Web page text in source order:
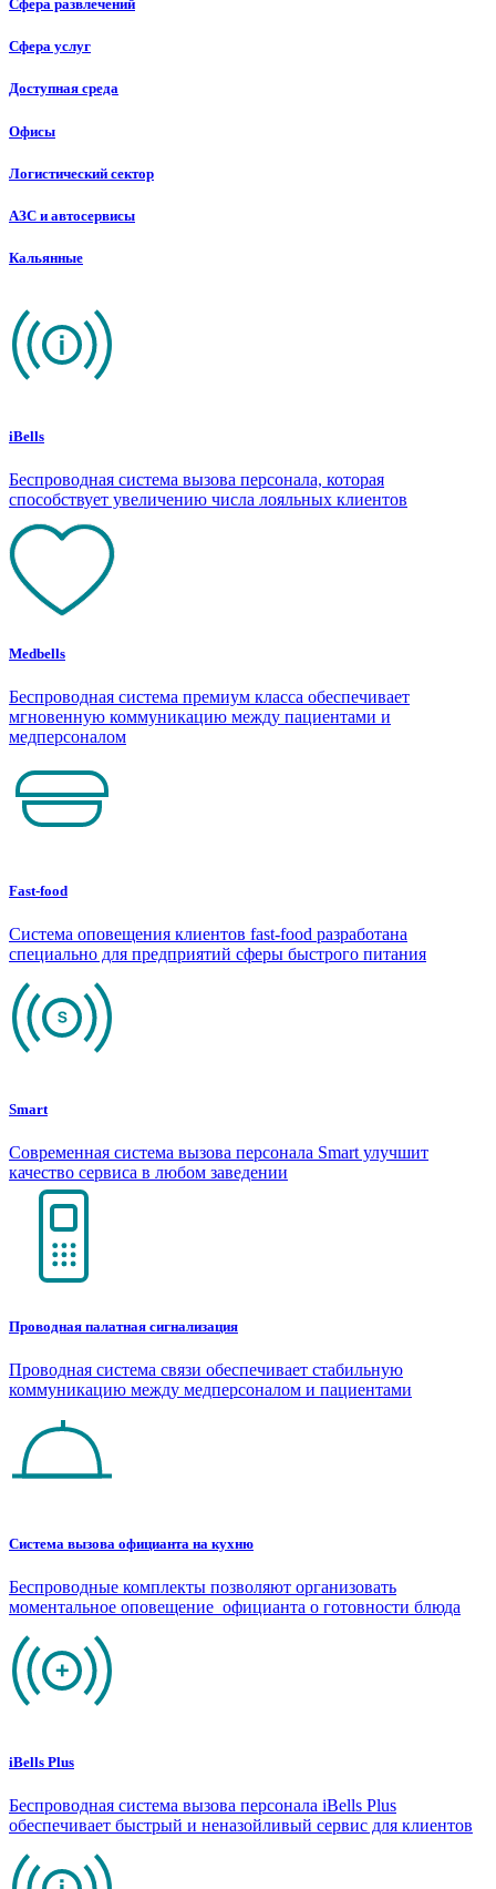
Сфера развлечений
Сфера услуг
Доступная среда
Офисы
Логистический сектор
АЗС и автосервисы
Кальянные
iBells
Беспроводная система вызова персонала, которая
способствует увеличению числа лояльных клиентов
Medbells
Беспроводная система премиум класса обеспечивает
мгновенную коммуникацию между пациентами и
медперсоналом
Fast-food
Система оповещения клиентов fast-food разработана
специально для предприятий сферы быстрого питания
Smart
Современная система вызова персонала Smart улучшит
качество сервиса в любом заведении
Проводная палатная сигнализация
Проводная система связи обеспечивает стабильную
коммуникацию между медперсоналом и пациентами
Система вызова официанта на кухню
Беспроводные комплекты позволяют организовать
моментальное оповещение официанта о готовности блюда
iBells Plus
Беспроводная система вызова персонала iBells Plus
обеспечивает быстрый и неназойливый сервис для клиентов